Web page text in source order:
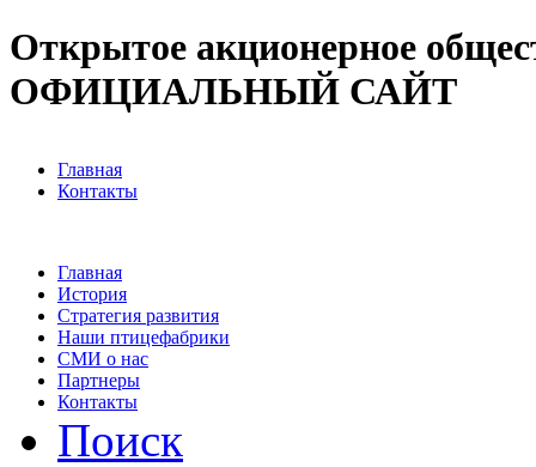
Открытое акционерное
ОФИЦИАЛЬНЫЙ САЙТ
Главная
Контакты
Главная
История
Стратегия развития
Наши птицефабрики
СМИ о нас
Партнеры
Контакты
Поиск